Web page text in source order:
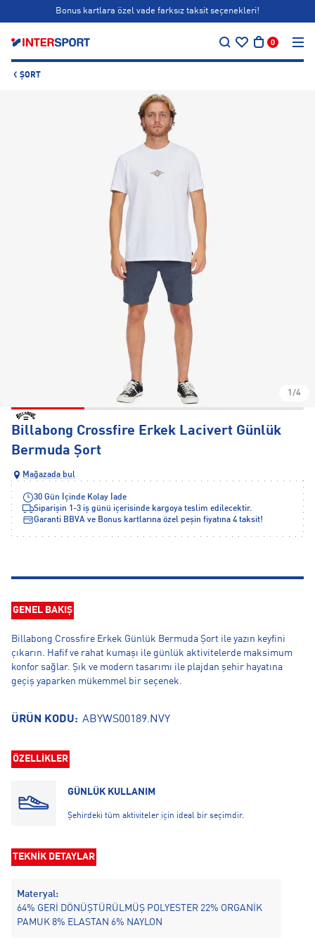
Bonus kartlara özel vade farksız taksit seçenekleri!
0
ŞORT
1/4
Billabong Crossfire Erkek Lacivert Günlük
Bermuda Şort
Mağazada bul
30 Gün İçinde Kolay İade
Siparişin 1-3 iş günü içerisinde kargoya teslim edilecektir.
Garanti BBVA ve Bonus kartlarına özel peşin fiyatına 4 taksit!
GENEL BAKIŞ
Billabong Crossfire Erkek Günlük Bermuda Şort ile yazın keyfini
çıkarın. Hafif ve rahat kumaşı ile günlük aktivitelerde maksimum
konfor sağlar. Şık ve modern tasarımı ile plajdan şehir hayatına
geçiş yaparken mükemmel bir seçenek.
ÜRÜN KODU: ABYWS00189.NVY
ÖZELLİKLER
GÜNLÜK KULLANIM
Şehirdeki tüm aktiviteler için ideal bir seçimdir.
TEKNİK DETAYLAR
Materyal:
64% GERİ DÖNÜŞTÜRÜLMÜŞ POLYESTER 22% ORGANİK
PAMUK 8% ELASTAN 6% NAYLON